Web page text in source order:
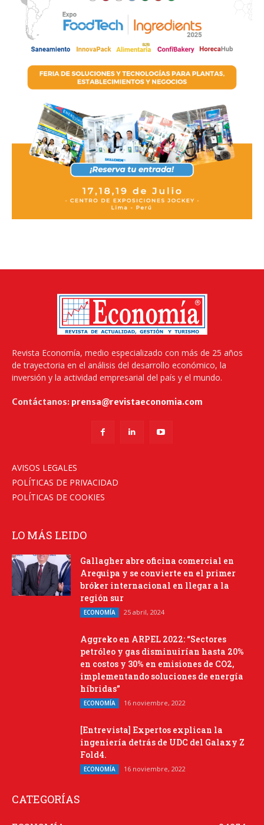
Revista Economía, medio especializado con más de 25 años
de trayectoria en el análisis del desarrollo económico, la
inversión y la actividad empresarial del país y el mundo.
Contáctanos: prensa@revistaeconomia.com
AVISOS LEGALES
POLÍTICAS DE PRIVACIDAD
POLÍTICAS DE COOKIES
LO MÁS LEIDO
Gallagher abre oficina comercial en
Arequipa y se convierte en el primer
bróker internacional en llegar a la
región sur
ECONOMÍA 25 abril, 2024
Aggreko en ARPEL 2022: “Sectores
petróleo y gas disminuirían hasta 20%
en costos y 30% en emisiones de CO2,
implementando soluciones de energía
híbridas”
ECONOMÍA 16 noviembre, 2022
[Entrevista] Expertos explican la
ingeniería detrás de UDC del Galaxy Z
Fold4.
ECONOMÍA 16 noviembre, 2022
CATEGORÍAS